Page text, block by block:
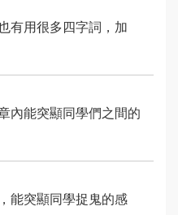
有用很多四字詞，加
內能突顯同學們之間的
能突顯同學捉鬼的感